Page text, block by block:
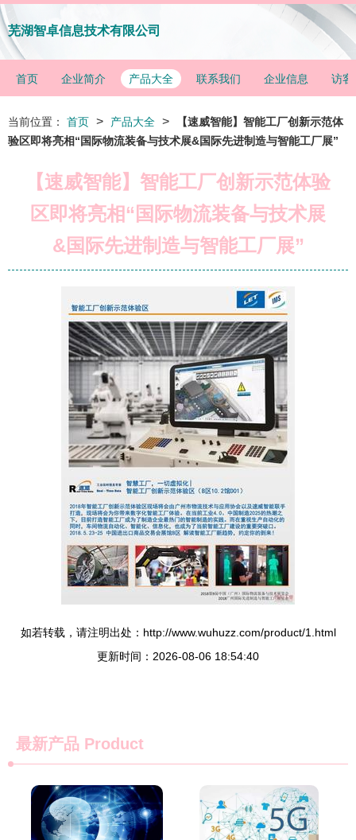
芜湖智卓信息技术有限公司
首页 企业简介 产品大全 联系我们 企业信息 访客
当前位置： 首页 > 产品大全 >
【速威智能】智能工厂创新示范体
验区即将亮相“国际物流装备与技术展&国际先进制造与智能工厂展”
【速威智能】智能工厂创新示范体验
区即将亮相“国际物流装备与技术展
&国际先进制造与智能工厂展”
如若转载，请注明出处：http://www.wuhuzz.com/product/1.html
更新时间：2026-08-06 18:54:40
最新产品 Product